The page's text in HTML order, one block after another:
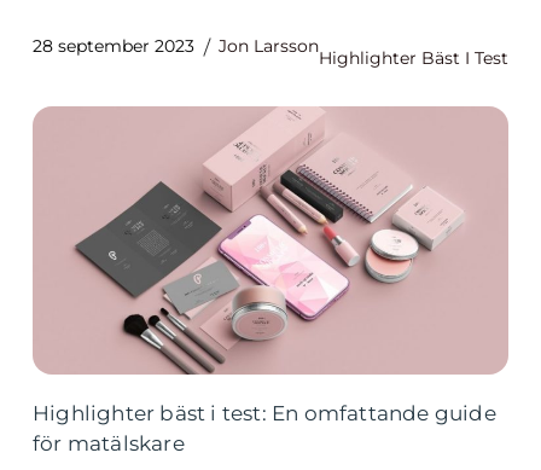
28 september 2023 Jon Larsson
Highlighter Bäst I Test
Highlighter bäst i test: En omfattande guide
för matälskare